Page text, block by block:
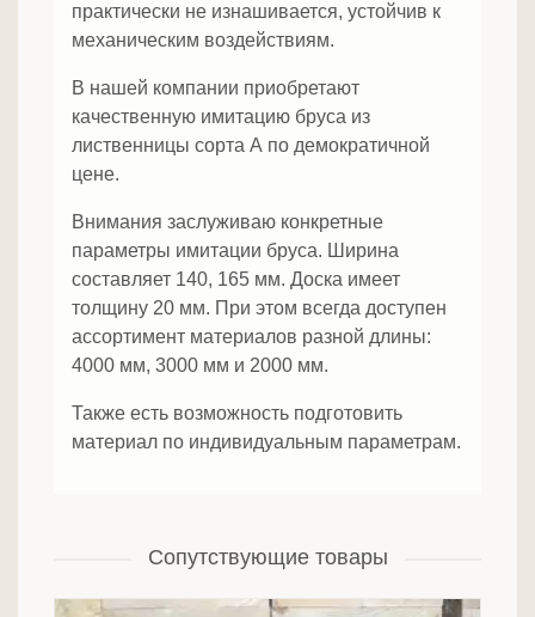
практически не изнашивается, устойчив к
механическим воздействиям.
В нашей компании приобретают
качественную имитацию бруса из
лиственницы сорта А по демократичной
цене.
Внимания заслуживаю конкретные
параметры имитации бруса. Ширина
составляет 140, 165 мм. Доска имеет
толщину 20 мм. При этом всегда доступен
ассортимент материалов разной длины:
4000 мм, 3000 мм и 2000 мм.
Также есть возможность подготовить
материал по индивидуальным параметрам.
Сопутствующие товары